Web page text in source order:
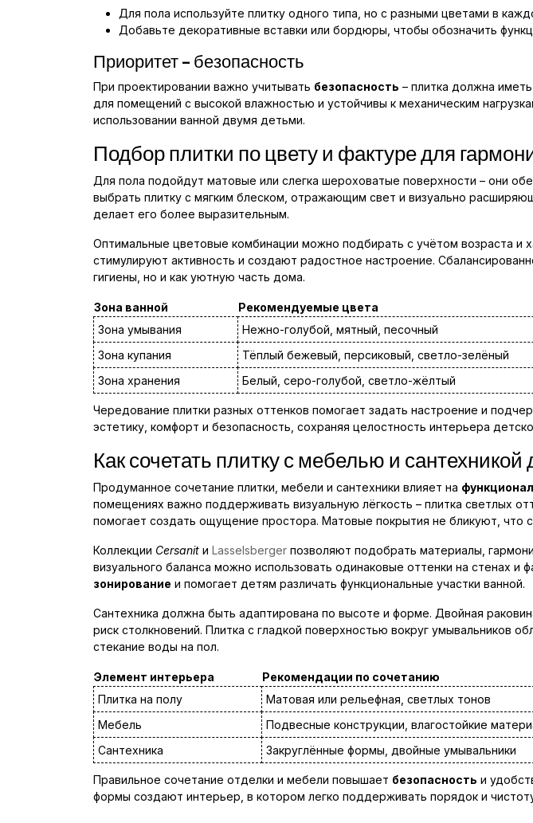
Для пола используйте плитку одного типа, но с разными цветами в
Добавьте декоративные вставки или бордюры, чтобы обозначить
Приоритет – безопасность
При проектировании важно учитывать безопасность – плитка должна
для помещений с высокой влажностью и устойчивы к механическим
использовании ванной двумя детьми.
Подбор плитки по цвету и фактуре для
Для пола подойдут матовые или слегка шероховатые поверхности – они
выбрать плитку с мягким блеском, отражающим свет и визуально
делает его более выразительным.
Оптимальные цветовые комбинации можно подбирать с учётом возраста и
стимулируют активность и создают радостное настроение.
гигиены, но и как уютную часть дома.
Зона ванной Рекомендуемые цвета
Зона умывания
Нежно-голубой, мятный, песочный
Зона купания
Тёплый бежевый, персиковый, светло-зелёный
Зона хранения
Белый, серо-голубой, светло-жёлтый
Чередование плитки разных оттенков помогает задать настроение и
эстетику, комфорт и безопасность, сохраняя целостность интерьера
Как сочетать плитку с мебелью и сантехникой
Продуманное сочетание плитки, мебели и сантехники влияет на
помещениях важно поддерживать визуальную лёгкость – плитка светлых
помогает создать ощущение простора. Матовые покрытия не бликуют, что
Коллекции Cersanit и Lasselsberger позволяют подобрать материалы,
визуального баланса можно использовать одинаковые оттенки на стенах
зонирование и помогает детям различать функциональные участки ванной.
Сантехника должна быть адаптирована по высоте и форме. Двойная
риск столкновений. Плитка с гладкой поверхностью вокруг умывальников
стекание воды на пол.
Элемент интерьера Рекомендации по сочетанию
Плитка на полу
Матовая или рельефная, светлых тонов
Мебель
Подвесные конструкции, влагостойкие
Сантехника
Закруглённые формы, двойные умывальники
Правильное сочетание отделки и мебели повышает безопасность и
формы создают интерьер, в котором легко поддерживать порядок и